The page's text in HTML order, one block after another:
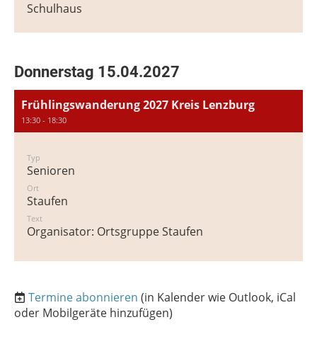
Schulhaus
Donnerstag 15.04.2027
Frühlingswanderung 2027 Kreis Lenzburg
13:30 - 18:30
Typ
Senioren
Ort
Staufen
Text
Organisator: Ortsgruppe Staufen
Termine abonnieren (in Kalender wie Outlook, iCal
oder Mobilgeräte hinzufügen)